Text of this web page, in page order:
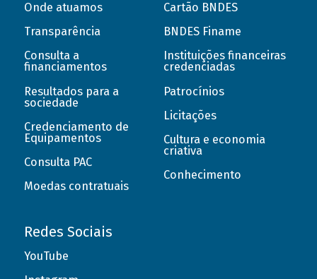
Onde atuamos
Transparência
Consulta a
financiamentos
Resultados para a
sociedade
Credenciamento de
Equipamentos
Consulta PAC
Moedas contratuais
Cartão BNDES
BNDES Finame
Instituições financeiras
credenciadas
Patrocínios
Licitações
Cultura e economia
criativa
Conhecimento
Redes Sociais
YouTube